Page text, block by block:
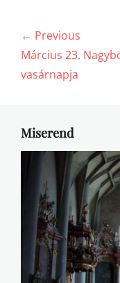
Bejegyzés
navigáció
← Previous
Previous
post:
Március 23.
vasárnapja
Miserend